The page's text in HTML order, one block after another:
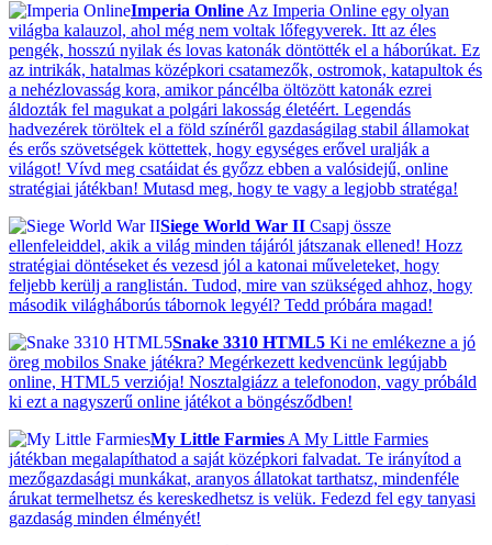
Imperia Online Az Imperia Online egy olyan
világba kalauzol, ahol még nem voltak lőfegyverek. Itt az éles
pengék, hosszú nyilak és lovas katonák döntötték el a háborúkat. Ez
az intrikák, hatalmas középkori csatamezők, ostromok, katapultok és
a nehézlovasság kora, amikor páncélba öltözött katonák ezrei
áldozták fel magukat a polgári lakosság életéért. Legendás
hadvezérek töröltek el a föld színéről gazdaságilag stabil államokat
és erős szövetségek köttettek, hogy egységes erővel uralják a
világot! Vívd meg csatáidat és győzz ebben a valósidejű, online
stratégiai játékban! Mutasd meg, hogy te vagy a legjobb stratéga!
Siege World War II Csapj össze
ellenfeleiddel, akik a világ minden tájáról játszanak ellened! Hozz
stratégiai döntéseket és vezesd jól a katonai műveleteket, hogy
feljebb kerülj a ranglistán. Tudod, mire van szükséged ahhoz, hogy
második világháborús tábornok legyél? Tedd próbára magad!
Snake 3310 HTML5 Ki ne emlékezne a jó
öreg mobilos Snake játékra? Megérkezett kedvencünk legújabb
online, HTML5 verziója! Nosztalgiázz a telefonodon, vagy próbáld
ki ezt a nagyszerű online játékot a böngésződben!
My Little Farmies A My Little Farmies
játékban megalapíthatod a saját középkori falvadat. Te irányítod a
mezőgazdasági munkákat, aranyos állatokat tarthatsz, mindenféle
árukat termelhetsz és kereskedhetsz is velük. Fedezd fel egy tanyasi
gazdaság minden élményét!